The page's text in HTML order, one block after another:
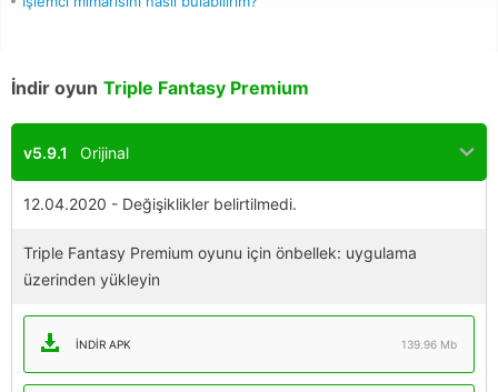
İndir oyun Triple Fantasy Premium
v5.9.1 Orijinal
12.04.2020 - Değişiklikler belirtilmedi.
Triple Fantasy Premium oyunu için önbellek: uygulama
üzerinden yükleyin
İNDIR APK 139.96 Mb